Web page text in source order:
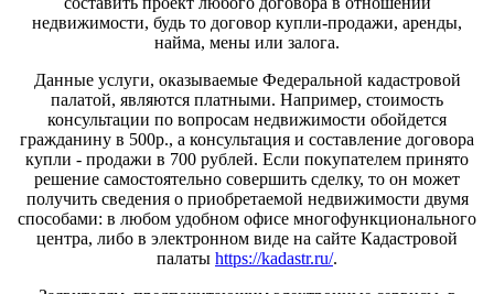
недвижимости, будь то договор купли-продажи, аренды,
найма, мены или залога.
Данные услуги, оказываемые Федеральной кадастровой
палатой, являются платными. Например, стоимость
консультации по вопросам недвижимости обойдется
гражданину в 500р., а консультация и составление договора
купли - продажи в 700 рублей. Если покупателем принято
решение самостоятельно совершить сделку, то он может
получить сведения о приобретаемой недвижимости двумя
способами: в любом удобном офисе многофункционального
центра, либо в электронном виде на сайте Кадастровой
палаты https://kadastr.ru/.